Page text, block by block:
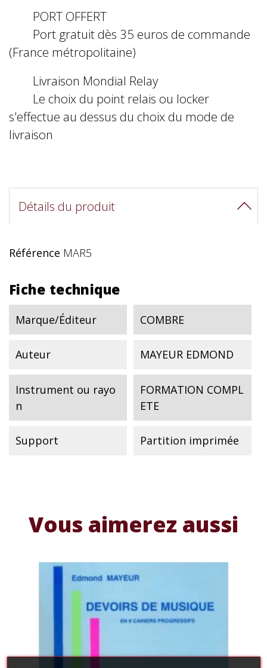
PORT OFFERT
Port gratuit dès 35 euros de commande
(France métropolitaine)
Livraison Mondial Relay
Le choix du point relais ou locker
s'effectue au dessus du choix du mode de
livraison
Détails du produit
Référence MAR5
Fiche technique
Marque/Éditeur COMBRE
Auteur MAYEUR EDMOND
Instrument ou rayo
n
FORMATION COMPL
ETE
Support Partition imprimée
Vous aimerez aussi